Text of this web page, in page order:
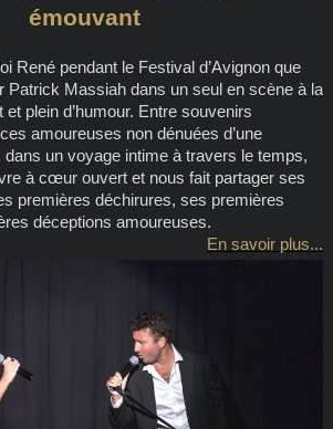
émouvant
René pendant le Festival d’Avignon que
Patrick Massiah dans un seul en scène à la
plein d’humour. Entre souvenirs
amoureuses non dénuées d’une
dans un voyage intime à travers le temps,
à cœur ouvert et nous fait partager ses
premières déchirures, ses premières
déceptions amoureuses.
En savoir plus...